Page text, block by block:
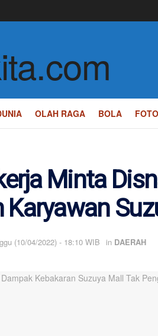
OLAH RAGA BOLA FOTO
Minta
(10/04/2022) - 18:10 WIB in DAERAH